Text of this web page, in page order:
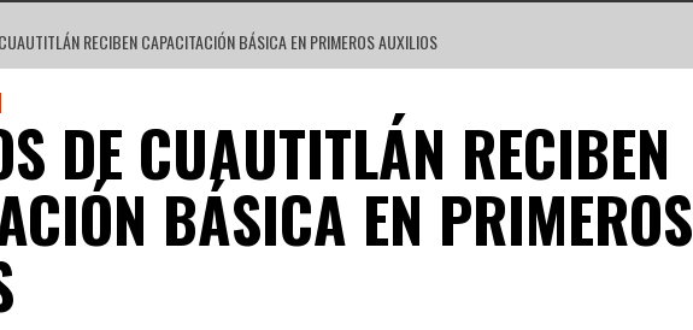
RECIBEN CAPACITACIÓN BÁSICA EN PRIMEROS AUXILIOS
DE CUAUTITLÁN RECIBEN
BÁSICA EN PRIMEROS